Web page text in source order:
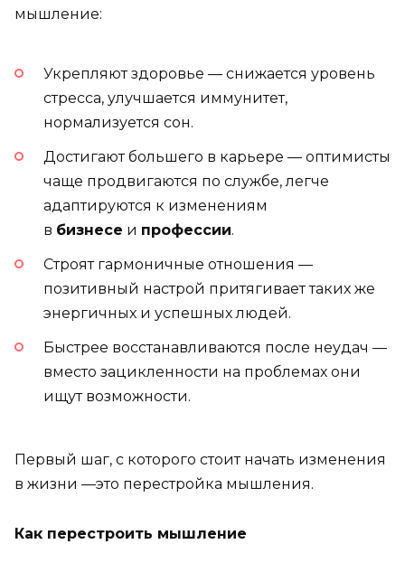
мышление:
Укрепляют здоровье — снижается уровень
стресса, улучшается иммунитет,
нормализуется сон.
Достигают большего в карьере — оптимисты
чаще продвигаются по службе, легче
адаптируются к изменениям
в бизнесе и профессии.
Строят гармоничные отношения —
позитивный настрой притягивает таких же
энергичных и успешных людей.
Быстрее восстанавливаются после неудач —
вместо зацикленности на проблемах они
ищут возможности.
Первый шаг, с которого стоит начать изменения
в жизни —это перестройка мышления.
Как перестроить мышление